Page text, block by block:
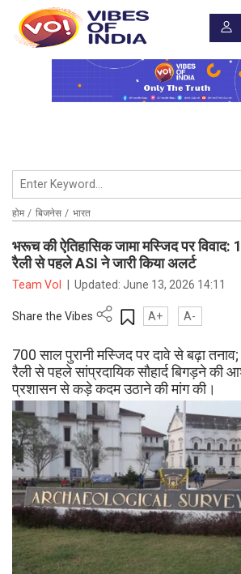
होम बिजनेस भारत
भरूच की ऐतिहासिक जामा मस्जिद पर विवाद:
रैली से पहले ASI ने जारी किया अलर्ट
Team VoI Updated:June 13, 2026 14:11
Share the Vibes A+ A-
700 साल पुरानी मस्जिद पर दावे से बढ़ा
रैली से पहले सांप्रदायिक सौहार्द बिगड़ने की
प्रशासन से कड़े कदम उठाने की मांग की।